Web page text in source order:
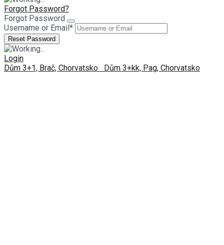
Forgot Password?
Forgot Password
Username or Email *
Login
Dům 3+1, Brač, Chorvatsko
Dům 3+kk, Pag, Chorvatsko